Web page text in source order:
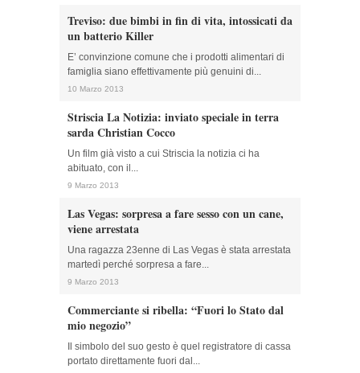
Treviso: due bimbi in fin di vita, intossicati da
un batterio Killer
E’ convinzione comune che i prodotti alimentari di
famiglia siano effettivamente più genuini di...
10 Marzo 2013
Striscia La Notizia: inviato speciale in terra
sarda Christian Cocco
Un film già visto a cui Striscia la notizia ci ha
abituato, con il...
9 Marzo 2013
Las Vegas: sorpresa a fare sesso con un cane,
viene arrestata
Una ragazza 23enne di Las Vegas è stata arrestata
martedì perché sorpresa a fare...
9 Marzo 2013
Commerciante si ribella: “Fuori lo Stato dal
mio negozio”
Il simbolo del suo gesto è quel registratore di cassa
portato direttamente fuori dal...